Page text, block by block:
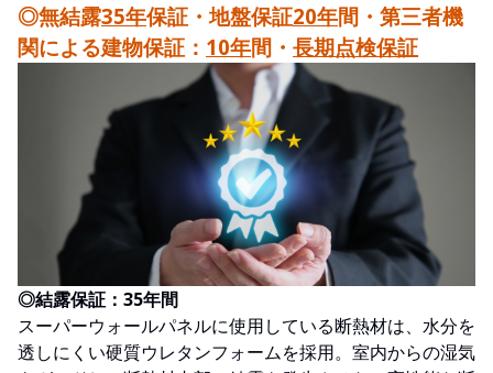
◎無結露35年保証・地盤保証20年間・第三者機
関による建物保証： 10年間・ 長期点検保証
◎結露保証：35年間
スーパーウォールパネルに使用している断熱材は、水分を
透しにくい硬質ウレタンフォームを採用。室内からの湿気